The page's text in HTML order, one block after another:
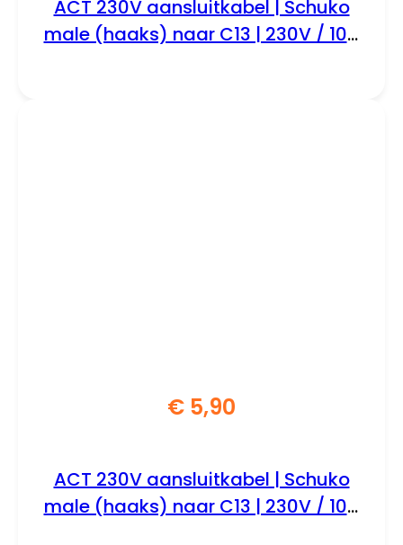
ACT 230V aansluitkabel | Schuko
male (haaks) naar C13 | 230V / 10A
€ 5,90
ACT 230V aansluitkabel | Schuko
male (haaks) naar C13 | 230V / 10A